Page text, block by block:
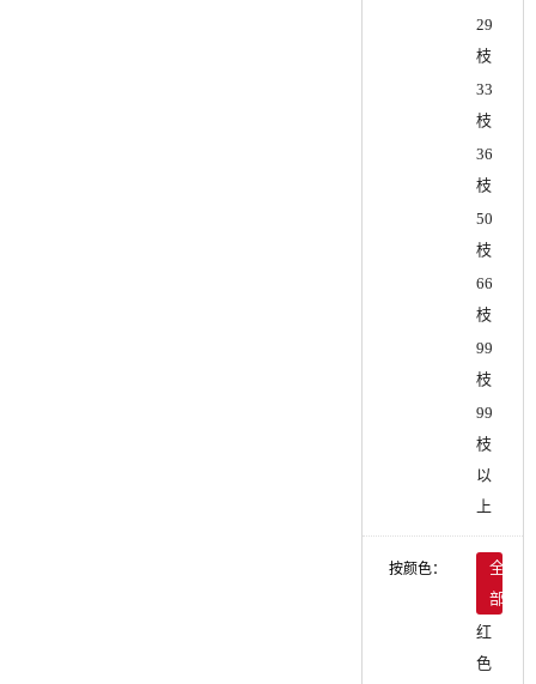
29
枝
33
枝
36
枝
50
枝
66
枝
99
枝
99
枝
以
上
按颜色：
全
部
红
色